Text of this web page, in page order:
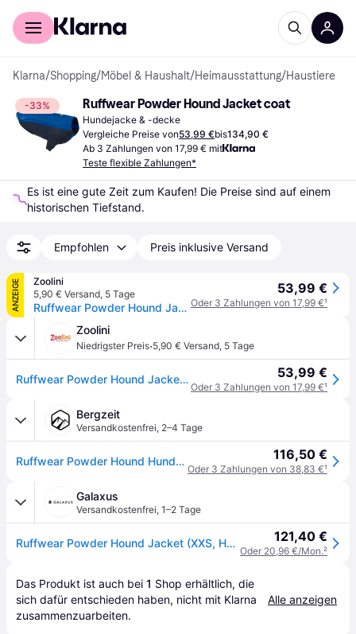
Für Shopper
Klarna/Shopping/Möbel & Haushalt/Heimausstattung/Haustiere
-33% Ruffwear Powder Hound Jacket coat
Hundejacke & -decke
Vergleiche Preise von53,99 €bis134,90 €
Ab 3 Zahlungen von 17,99 € mit
Teste flexible Zahlungen*
Es ist eine gute Zeit zum Kaufen! Die Preise sind auf einem
historischen Tiefstand.
Empfohlen Preis inklusive Versand
ANZEIGE
Zoolini
5,90 € Versand, 5 Tage
Ruffwear Powder Hound Jacket Blue Pool - XXS
53,99 €
Oder 3 Zahlungen von 17,99 €¹
Zoolini
Niedrigster Preis·5,90 € Versand, 5 Tage
Ruffwear Powder Hound Jacket Blue Pool - XXS 53,99 €
Oder 3 Zahlungen von 17,99 €¹
Bergzeit
Versandkostenfrei, 2–4 Tage
Ruffwear Powder Hound Hundemantel 116,50 €
Oder 3 Zahlungen von 38,83 €¹
Galaxus
Versandkostenfrei, 1–2 Tage
Ruffwear Powder Hound Jacket (XXS, Hundemantel), Hundebekleidung 121,40 €
Oder 20,96 €/Mon.²
Das Produkt ist auch bei 1 Shop erhältlich, die
sich dafür entschieden haben, nicht mit Klarna
zusammenzuarbeiten.
Alle anzeigen